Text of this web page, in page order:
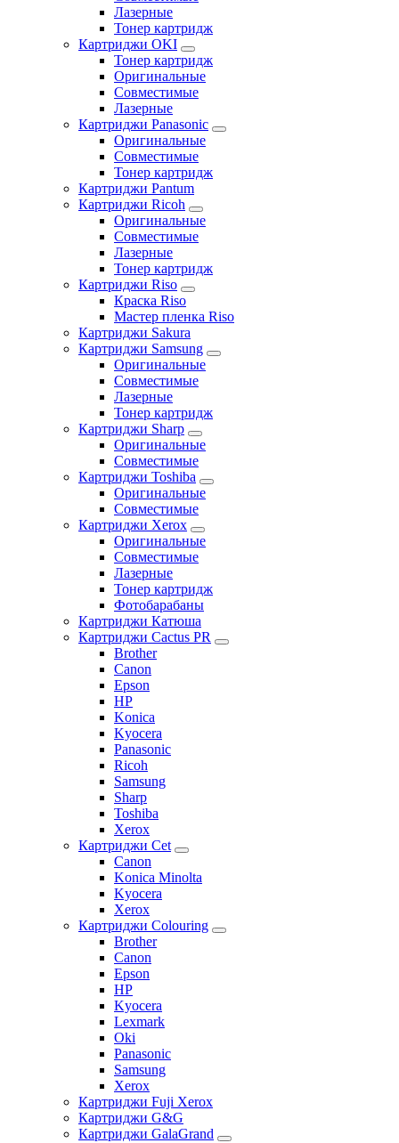
Лазерные
Тонер картридж
Картриджи OKI
Тонер картридж
Оригинальные
Совместимые
Лазерные
Картриджи Panasonic
Оригинальные
Совместимые
Тонер картридж
Картриджи Pantum
Картриджи Ricoh
Оригинальные
Совместимые
Лазерные
Тонер картридж
Картриджи Riso
Краска Riso
Мастер пленка Riso
Картриджи Sakura
Картриджи Samsung
Оригинальные
Совместимые
Лазерные
Тонер картридж
Картриджи Sharp
Оригинальные
Совместимые
Картриджи Toshiba
Оригинальные
Совместимые
Картриджи Xerox
Оригинальные
Совместимые
Лазерные
Тонер картридж
Фотобарабаны
Картриджи Катюша
Картриджи Cactus PR
Brother
Canon
Epson
HP
Konica
Kyocera
Panasonic
Ricoh
Samsung
Sharp
Toshiba
Xerox
Картриджи Cet
Canon
Konica Minolta
Kyocera
Xerox
Картриджи Colouring
Brother
Canon
Epson
HP
Kyocera
Lexmark
Oki
Panasonic
Samsung
Xerox
Картриджи Fuji Xerox
Картриджи G&G
Картриджи GalaGrand